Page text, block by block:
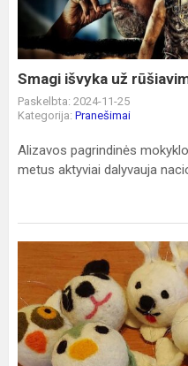
pastangas
Smagi išvyka už
Paskelbta: 2024-11-25
Kategorija: Pranešimai
Alizavos pagrindinės
metus aktyviai dalyvauja
puoš
ir
alizaviečių
kurti